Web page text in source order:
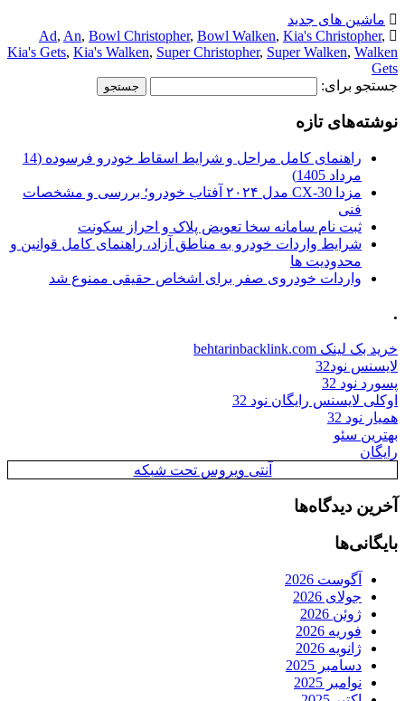
ماشین های جدید
Ad, An, Bowl Christopher, Bowl Walken, Kia's Christopher,
Kia's Gets, Kia's Walken, Super Christopher, Super Walken, Walken
Gets
جستجو برای:
نوشته‌های تازه
راهنمای کامل مراحل و شرایط اسقاط خودرو فرسوده (14
مرداد 1405)
مزدا CX-30 مدل ۲۰۲۴ آفتاب خودرو؛ بررسی و مشخصات
فنی
ثبت نام سامانه سخا تعویض پلاک و احراز سکونت
شرایط واردات خودرو به مناطق آزاد، راهنمای کامل قوانین و
محدودیت ها
واردات خودروی صفر برای اشخاص حقیقی ممنوع شد
.
خرید بک لینک behtarinbacklink.com
لایسنس نود32
پسورد نود 32
اوکلی لایسنس رایگان نود 32
همیار نود 32
بهترین سئو
رایگان
آنتی ویروس تحت شبکه
آخرین دیدگاه‌ها
بایگانی‌ها
آگوست 2026
جولای 2026
ژوئن 2026
فوریه 2026
ژانویه 2026
دسامبر 2025
نوامبر 2025